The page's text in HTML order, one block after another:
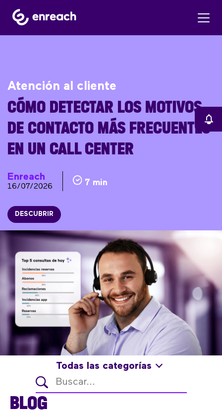
Atención al cliente
CÓMO DETECTAR LOS MOTIVOS
DE CONTACTO MÁS FRECUENTES
EN UN CALL CENTER
Enreach
16/07/2026 7 min
DESCUBRIR
Todas las categorías
BLOG